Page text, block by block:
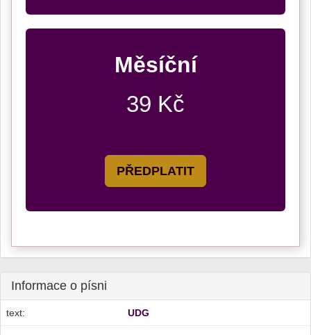
Měsíční
39 Kč
PŘEDPLATIT
Informace o písni
text: UDG